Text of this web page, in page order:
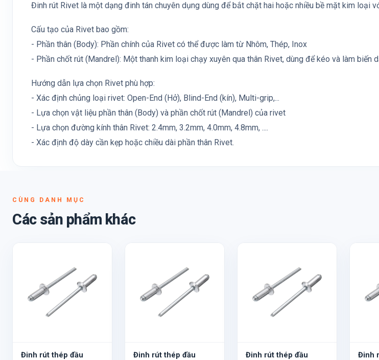
Đinh rút Rivet là một dạng đinh tán chuyên dụng dùng để bắt chặt hai hoặc nhiều bề mặt kim loại
Cấu tạo của Rivet bao gồm:
- Phần thân (Body): Phần chính của Rivet có thể được làm từ Nhôm, Thép, Inox
- Phần chốt rút (Mandrel): Một thanh kim loại chạy xuyên qua thân Rivet, dùng để kéo và làm biến
Hướng dẫn lựa chọn Rivet phù hợp:
- Xác định chủng loại rivet: Open-End (Hở), Blind-End (kín), Multi-grip,...
- Lựa chọn vật liệu phần thân (Body) và phần chốt rút (Mandrel) của rivet
- Lựa chọn đường kính thân Rivet: 2.4mm, 3.2mm, 4.0mm, 4.8mm, ....
- Xác định độ dày cần kẹp hoặc chiều dài phần thân Rivet.
CÙNG DANH MỤC
Các sản phẩm khác
Đinh rút thép đầu
Đinh rút thép đầu
Đinh rút thép đầu
Đinh